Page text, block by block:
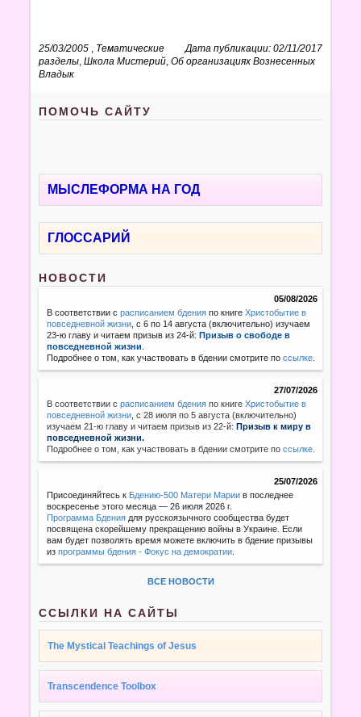
25/03/2005 Дата публикации: 02/11/2017
Тематические
разделы ,Школа Мистерий ,Об организациях Вознесенных
Владык
ПОМОЧЬ САЙТУ
МЫСЛЕФОРМА НА ГОД
ГЛОССАРИЙ
НОВОСТИ
05/08/2026
В соответствии срасписанием бдения по книгеХристобытие в
повседневной жизни , с 6 по 14 августа (включительно) изучаем
23-ю главу и читаем призыв из 24-й:Призыв о свободе в
повседневной жизни
Подробнее о том, как участвовать в бдении смотрите поссылке
27/07/2026
В соответствии с расписанием бдения по книгеХристобытие в
повседневной жизни с 28 июля по 5 августа (включительно)
изучаем 21-ю главу и читаем призыв из 22-й:Призыв к миру в
повседневной жизни.
Подробнее о том, как участвовать в бдении смотрите поссылке
25/07/2026
Присоединяйтесь к Бдению-500 Матери Марии в последнее
воскресенье этого месяца — 26 июля 2026 г.
Программа Бдения для русскоязычного сообщества будет
посвящена скорейшему прекращению войны в Украине. Если
вам будет позволять время можете включить в бдение призывы
изпрограммы бдения - Фокус на демократии
ВСЕ НОВОСТИ
ССЫЛКИ НА САЙТЫ
The Mystical Teachings of Jesus
Transcendence Toolbox